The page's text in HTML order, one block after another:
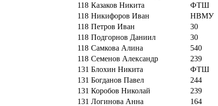
118 Казаков Никита
ФТШ
118 Никифоров Иван
НВМУ
118 Петров Иван
30
118 Подгорнов Даниил
30
118 Самкова Алина
540
118 Семенов Александр
239
131 Блохин Никита
ФТШ
131 Богданов Павел
244
131 Коробов Николай
239
131 Логинова Анна
164